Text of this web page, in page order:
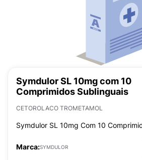
Symdulor SL 10mg com 10
Comprimidos Sublinguais
CETOROLACO TROMETAMOL
Symdulor SL 10mg Com 10
Marca:SYMDULOR